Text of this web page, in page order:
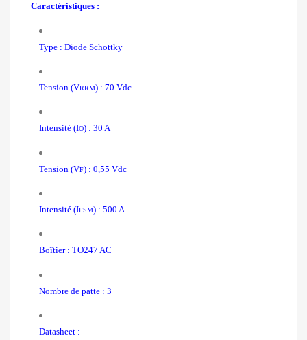
Caractéristiques :
Type : Diode Schottky
Tension (VRRM) : 70 Vdc
Intensité (IO) : 30 A
Tension (VF) : 0,55 Vdc
Intensité (IFSM) : 500 A
Boîtier : TO247 AC
Nombre de patte : 3
Datasheet :